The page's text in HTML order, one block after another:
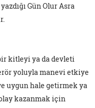
Gün Olur Asra
kitleyi ya da devleti
yoluyla manevi etkiye
uygun hale getirmek ya
kazanmak için